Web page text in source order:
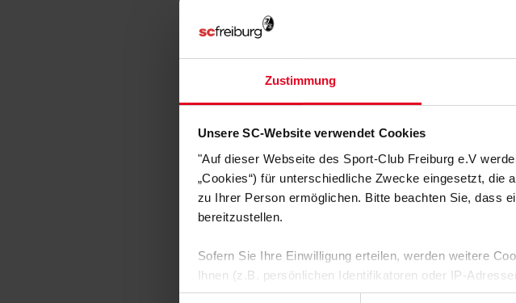
Zustimmung
Unsere SC-Website verwendet Cookies
"Auf dieser Webseite des Sport-Club Freiburg e.V
„Cookies“) für unterschiedliche Zwecke eingesetzt, die
zu Ihrer Person ermöglichen. Bitte beachten Sie, dass
bereitzustellen.
Sofern Sie Ihre Einwilligung erteilen, werden weitere
Ihnen (z.B. persönlichen Identifikatoren oder IP-
zulassen“-Button stimmen Sie der Speicherung aller